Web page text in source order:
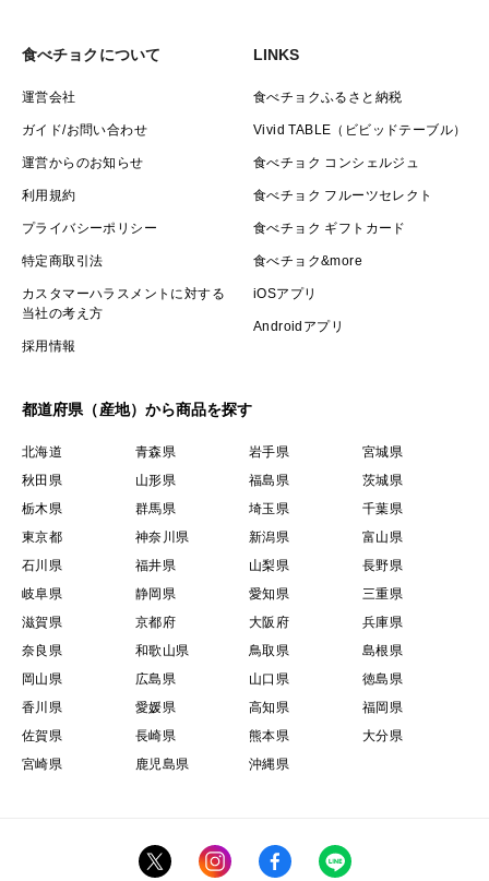
食べチョクについて
運営会社
ガイド/お問い合わせ
運営からのお知らせ
利用規約
プライバシーポリシー
特定商取引法
カスタマーハラスメントに対する
当社の考え方
採用情報
LINKS
食べチョクふるさと納税
Vivid TABLE（ビビッドテーブル）
食べチョク コンシェルジュ
食べチョク フルーツセレクト
食べチョク ギフトカード
食べチョク&more
iOSアプリ
Androidアプリ
都道府県（産地）から商品を探す
北海道 青森県 岩手県
宮城県
秋田県
山形県 福島県
茨城県
栃木県
群馬県 埼玉県
千葉県
東京都
神奈川県 新潟県
富山県
石川県
福井県 山梨県
長野県
岐阜県
静岡県 愛知県
三重県
滋賀県
京都府 大阪府
兵庫県
奈良県
和歌山県 鳥取県
島根県
岡山県
広島県 山口県
徳島県
香川県
愛媛県 高知県
福岡県
佐賀県
長崎県 熊本県
大分県
宮崎県
鹿児島県 沖縄県